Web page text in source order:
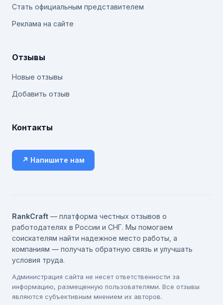
Стать официальным представителем
Реклама на сайте
Отзывы
Новые отзывы
Добавить отзыв
Контакты
↗ Напишите нам
RankCraft — платформа честных отзывов о
работодателях в России и СНГ. Мы помогаем
соискателям найти надежное место работы, а
компаниям — получать обратную связь и улучшать
условия труда.
Администрация сайта не несет ответственности за
информацию, размещенную пользователями. Все отзывы
являются субъективным мнением их авторов.